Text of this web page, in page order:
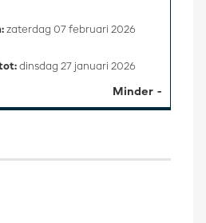
Minder
zaterdag 07 februari 2026
dinsdag 27 januari 2026